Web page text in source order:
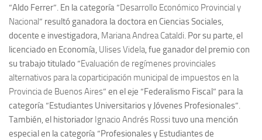
“Aldo Ferrer”. En la categoría “Desarrollo Económico Provincial y
Nacional” resultó ganadora la doctora en Ciencias Sociales,
docente e investigadora, Mariana Andrea Cataldi. Por su parte, el
licenciado en Economía, Ulises Videla, fue ganador del premio con
su trabajo titulado “Evaluación de regímenes provinciales
alternativos para la coparticipación municipal de impuestos en la
Provincia de Buenos Aires” en el eje “Federalismo Fiscal” para la
categoría “Estudiantes Universitarios y Jóvenes Profesionales”.
También, el historiador Ignacio Andrés Rossi tuvo una mención
especial en la categoría “Profesionales y Estudiantes de